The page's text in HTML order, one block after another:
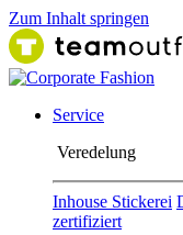
Zum Inhalt springen
Service
Ver​edelung
Inhouse Stickerei
zertifiziert